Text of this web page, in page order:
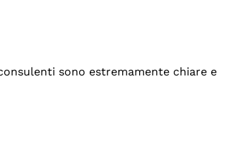
sono estremamente chiare e